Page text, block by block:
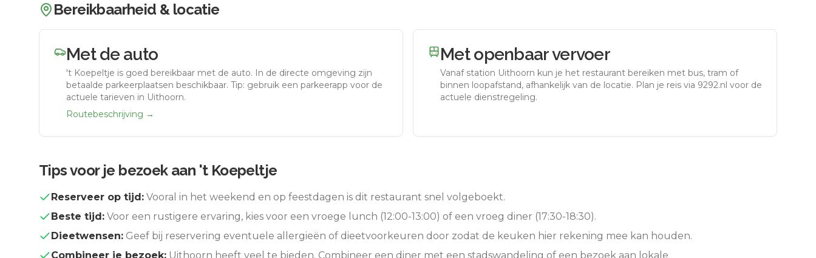
Bereikbaarheid & locatie
Met de auto
't Koepeltje is goed bereikbaar met de auto. In de directe omgeving zijn
betaalde parkeerplaatsen beschikbaar. Tip: gebruik een parkeerapp voor de
actuele tarieven in Uithoorn.
Routebeschrijving →
Met openbaar vervoer
Vanaf station Uithoorn kun je het restaurant bereiken met bus, tram of
binnen loopafstand, afhankelijk van de locatie. Plan je reis via 9292.nl voor de
actuele dienstregeling.
Tips voor je bezoek aan 't Koepeltje
Reserveer op tijd: Vooral in het weekend en op feestdagen is dit restaurant snel volgeboekt.
Beste tijd: Voor een rustigere ervaring, kies voor een vroege lunch (12:00-13:00) of een vroeg diner (17:30-18:30).
Dieetwensen: Geef bij reservering eventuele allergieën of dieetvoorkeuren door zodat de keuken hier rekening mee kan houden.
Combineer je bezoek: Uithoorn heeft veel te bieden. Combineer een diner met een stadswandeling of een bezoek aan lokale